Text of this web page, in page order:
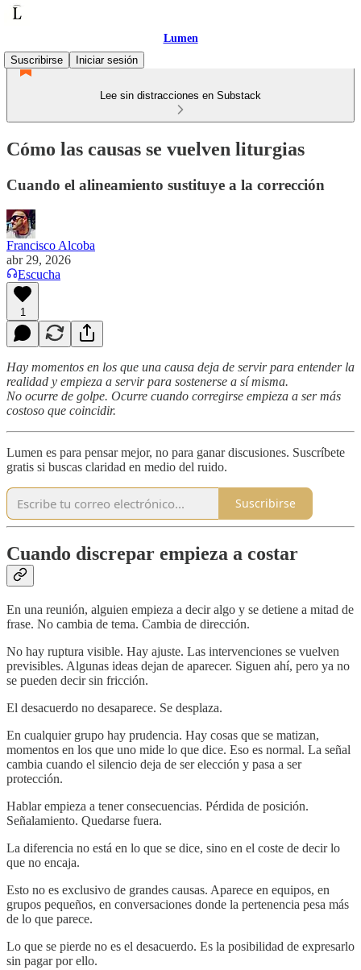
Lumen
Suscribirse
Iniciar sesión
Lee sin distracciones en Substack
Cómo las causas se vuelven liturgias
Cuando el alineamiento sustituye a la corrección
Francisco Alcoba
abr 29, 2026
Escucha
1
Hay momentos en los que una causa deja de servir para entender la
realidad y empieza a servir para sostenerse a sí misma.
No ocurre de golpe. Ocurre cuando corregirse empieza a ser más
costoso que coincidir.
Lumen es para pensar mejor, no para ganar discusiones. Suscríbete
gratis si buscas claridad en medio del ruido.
Suscribirse
Cuando discrepar empieza a costar
En una reunión, alguien empieza a decir algo y se detiene a mitad de
frase. No cambia de tema. Cambia de dirección.
No hay ruptura visible. Hay ajuste. Las intervenciones se vuelven
previsibles. Algunas ideas dejan de aparecer. Siguen ahí, pero ya no
se pueden decir sin fricción.
El desacuerdo no desaparece. Se desplaza.
En cualquier grupo hay prudencia. Hay cosas que se matizan,
momentos en los que uno mide lo que dice. Eso es normal. La señal
cambia cuando el silencio deja de ser elección y pasa a ser
protección.
Hablar empieza a tener consecuencias. Pérdida de posición.
Señalamiento. Quedarse fuera.
La diferencia no está en lo que se dice, sino en el coste de decir lo
que no encaja.
Esto no es exclusivo de grandes causas. Aparece en equipos, en
grupos pequeños, en conversaciones donde la pertenencia pesa más
de lo que parece.
Lo que se pierde no es el desacuerdo. Es la posibilidad de expresarlo
sin pagar por ello.